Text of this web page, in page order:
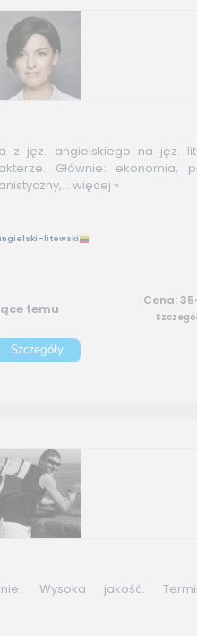
z jęz. angielskiego na jęz.
Głównie: ekonomia,
więcej »
temu Cena:
Szczegóły
Wysoka jakość.